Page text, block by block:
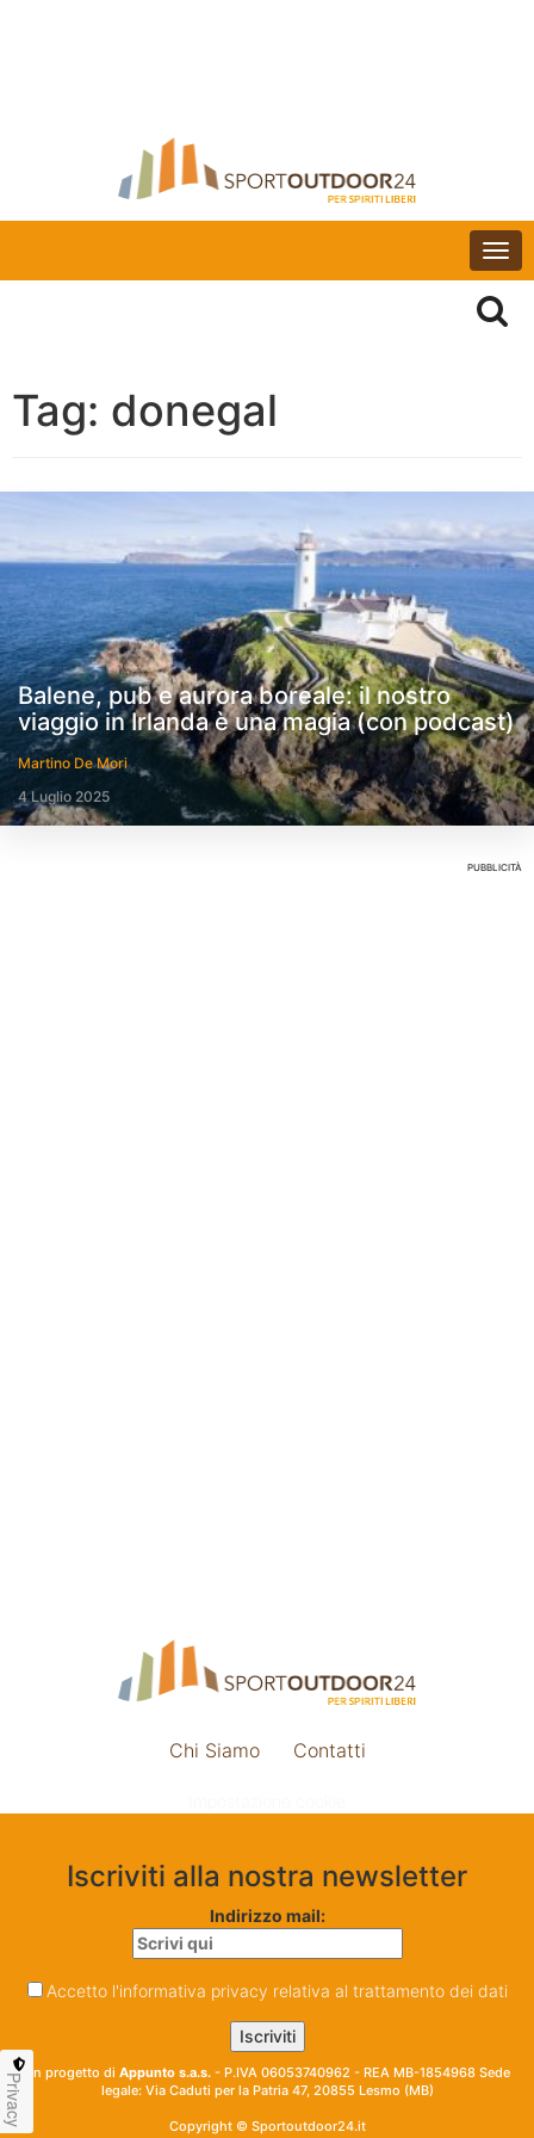
Tag: donegal
Balene, pub e aurora boreale: il nostro
viaggio in Irlanda è una magia (con podcast)
Martino De Mori
4 Luglio 2025
PUBBLICITÀ
Chi Siamo Contatti
Iscriviti alla nostra newsletter
Indirizzo mail:
Accetto l'informativa privacy relativa al trattamento dei dati
Un progetto di Appunto s.a.s. - P.IVA 06053740962 - REA MB-1854968 Sede
legale: Via Caduti per la Patria 47, 20855 Lesmo (MB)
Copyright © Sportoutdoor24.it
Privacy